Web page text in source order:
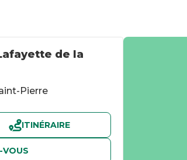
de la
Pierre
ITINÉRAIRE
VOUS